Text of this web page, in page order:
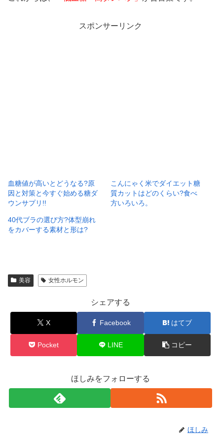
スポンサーリンク
血糖値が高いとどうなる?原
因と対策と今すぐ始める糖ダ
ウンサプリ!!
こんにゃく米でダイエット糖
質カットはどのくらい?食べ
方いろいろ。
40代ブラの選び方?体型崩れ
をカバーする素材と形は?
美容 女性ホルモン
シェアする
X Facebook はてブ
Pocket LINE コピー
ほしみをフォローする
ほしみ